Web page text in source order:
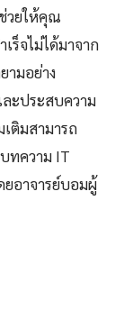
วยให้คุณ
ร็จไม่ได้มาจาก
ามอย่าง
ะประสบความ
ติมสามารถ
ทความ IT
อาจารย์บอมผู้